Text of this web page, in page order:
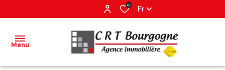
0 Fr
Menu